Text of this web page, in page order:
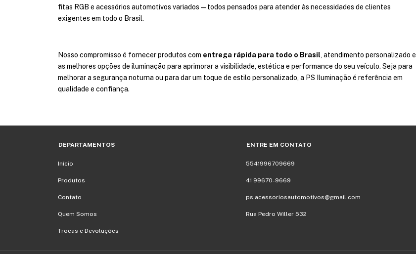
fitas RGB e acessórios automotivos variados — todos pensados para atender às necessidades de clientes
exigentes em todo o Brasil.
Nosso compromisso é fornecer produtos com entrega rápida para todo o Brasil, atendimento personalizado e
as melhores opções de iluminação para aprimorar a visibilidade, estética e performance do seu veículo. Seja para
melhorar a segurança noturna ou para dar um toque de estilo personalizado, a PS Iluminação é referência em
qualidade e confiança.
DEPARTAMENTOS
Início
Produtos
Contato
Quem Somos
Trocas e Devoluções
ENTRE EM CONTATO
5541996709669
41 99670-9669
ps.acessoriosautomotivos@gmail.com
Rua Pedro Willer 532